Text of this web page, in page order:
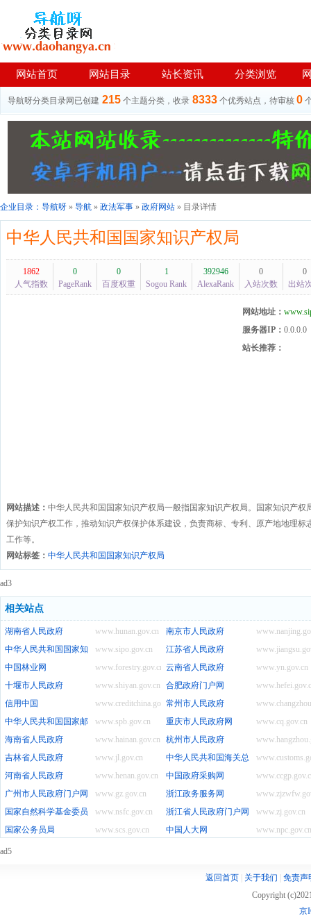
网站首页 网站目录 站长资讯 分类浏览
导航呀分类目录网已创建 215 个主题分类，收录 8333 个优秀站点，待审核 0
企业目录： 导航呀 » 导航 » 政法军事 » 政府网站 » 目录详情
中华人民共和国国家知识产权局
1862
人气指数
0
PageRank
0
百度权重
1
Sogou Rank
392946
AlexaRank
0
入站次数
0
出站
网站地址：
服务器IP： 0.0.0.0
站长推荐：
网站描述： 中华人民共和国国家知识产权局一般指国家知识产权局。国家知识产
保护知识产权工作，推动知识产权保护体系建设，负责商标、专利、原产地地理
工作等。
网站标签： 中华人民共和国国家知识产权局
ad3
相关站点
www.hunan.gov.cn
湖南省人民政府
南京市人民政府
www.sipo.gov.cn
中华人民共和国国家知识产权局
江苏省人民政府
www.forestry.gov.cn
中国林业网 www.yn.gov.cn
云南省人民政府
www.shiyan.gov.cn
十堰市人民政府
合肥政府门户网
www.creditchina.gov.cn
信用中国
常州市人民政府
www.spb.gov.cn
中华人民共和国国家邮政局 www.cq.gov.cn
重庆市人民政府网
www.hainan.gov.cn
海南省人民政府
杭州市人民政府
www.jl.gov.cn
吉林省人民政府
中华人民共和国海关总署
www.henan.gov.cn
河南省人民政府
中国政府采购网
www.gz.gov.cn
广州市人民政府门户网站
浙江政务服务网
www.nsfc.gov.cn
国家自然科学基金委员会 www.zj.gov.cn
浙江省人民政府门户网站
www.scs.gov.cn
国家公务员局 www.npc.gov.cn
中国人大网
ad5
返回首页| 关于我们
免责声
Copyright
京